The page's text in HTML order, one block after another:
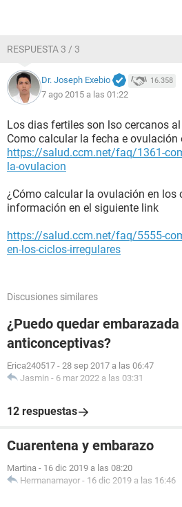
RESPUESTA 3 / 3
Dr. Joseph Exebio 16.358
7 ago 2015 a las 01:22
Los dias fertiles son lso cercanos
Como calcular la fecha e ovulación
https://salud.ccm.net/faq/1361-
la-ovulacion
¿Cómo calcular la ovulación en los
información en el siguiente link
https://salud.ccm.net/faq/5555-
en-los-ciclos-irregulares
Discusiones similares
¿Puedo quedar
anticonceptivas?
Erica240517 - 28 sep 2017 a las 06:47
Jasmin - 6 mar 2022 a las 03:31
12 respuestas
Cuarentena y embarazo
Martina - 16 dic 2019 a las 08:20
Hermanamayor - 16 dic 2019 a las 16:46